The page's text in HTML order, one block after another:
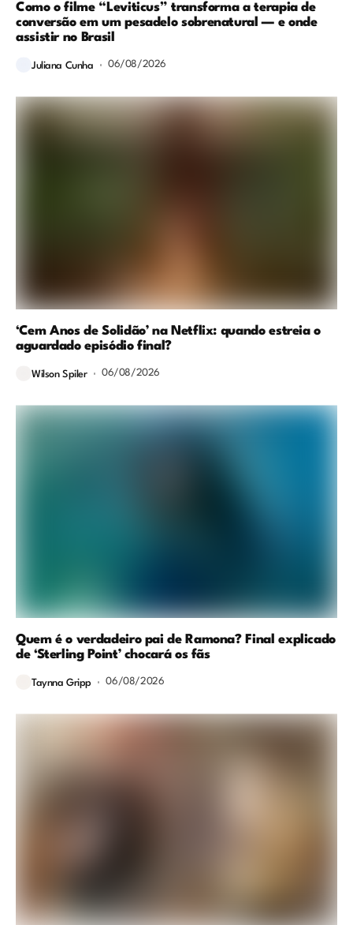
Como o filme “Leviticus” transforma a terapia de
conversão em um pesadelo sobrenatural — e onde
assistir no Brasil
Juliana Cunha 06/08/2026
‘Cem Anos de Solidão’ na Netflix: quando estreia o
aguardado episódio final?
Wilson Spiler 06/08/2026
Quem é o verdadeiro pai de Ramona? Final explicado
de ‘Sterling Point’ chocará os fãs
Taynna Gripp 06/08/2026